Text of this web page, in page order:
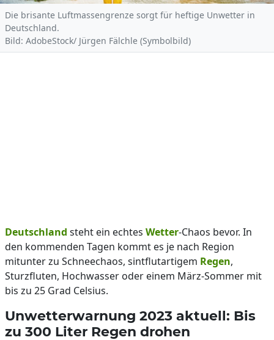
Die brisante Luftmassengrenze sorgt für heftige Unwetter in
Deutschland.
Bild: AdobeStock/ Jürgen Fälchle (Symbolbild)
Deutschland steht ein echtes Wetter-Chaos bevor. In
den kommenden Tagen kommt es je nach Region
mitunter zu Schneechaos, sintflutartigem Regen,
Sturzfluten, Hochwasser oder einem März-Sommer mit
bis zu 25 Grad Celsius.
Unwetterwarnung 2023 aktuell: Bis
zu 300 Liter Regen drohen